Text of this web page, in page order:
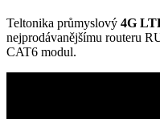
Teltonika průmyslový 4G
nejprodávanějšímu routeru
CAT6 modul.